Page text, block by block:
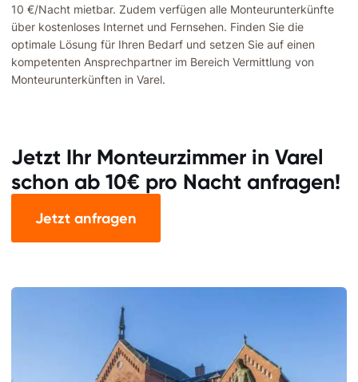
10 €/Nacht mietbar. Zudem verfügen alle Monteurunterkünfte
über kostenloses Internet und Fernsehen. Finden Sie die
optimale Lösung für Ihren Bedarf und setzen Sie auf einen
kompetenten Ansprechpartner im Bereich Vermittlung von
Monteurunterkünften in Varel.
Jetzt Ihr Monteurzimmer in Varel
schon ab 10€ pro Nacht anfragen!
Jetzt anfragen